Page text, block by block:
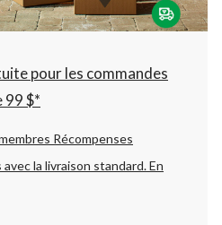
à
22:00
changer
pour les commandes
99 $*
Récompenses
la livraison standard.En